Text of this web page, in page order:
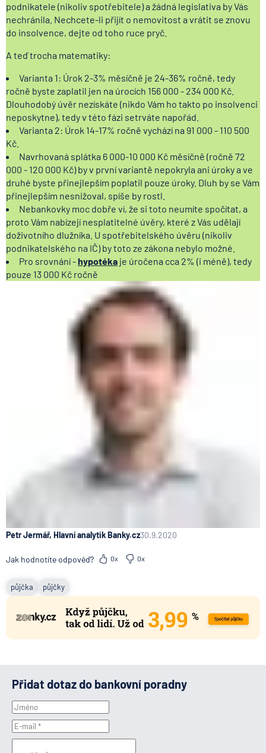
podnikatele (nikoliv spotřebitele) a žádná legislativa by Vás
nechránila. Nechcete-li přijít o nemovitost a vrátit se znovu
do insolvence, dejte od toho ruce pryč.
A teď trocha matematiky:
Varianta 1: Úrok 2-3% měsíčně je 24-36% ročně, tedy
ročně byste zaplatil jen na úrocích 156 000 - 234 000 Kč.
Dlouhodobý úvěr nezískáte (nikdo Vám ho takto po insolvenci
neposkytne), tedy v této fázi setrváte napořád.
Varianta 2: Úrok 14-17% ročně vychází na 91 000 - 110 500
Kč.
Navrhovaná splátka 6 000-10 000 Kč měsíčně (ročně 72
000 - 120 000 Kč) by v první variantě nepokryla ani úroky a ve
druhé byste přinejlepším poplatil pouze úroky. Dluh by se Vám
přinejlepším nesnižoval, spíše by rostl.
Nebankovky moc dobře ví, že si toto neumíte spočítat, a
proto Vám nabízejí nesplatitelné úvěry, které z Vás udělají
doživotního dlužníka. U spotřebitelského úvěru (nikoliv
podnikatelského na IČ) by toto ze zákona nebylo možné.
Pro srovnání -hypotéka je úročena cca 2% (i méně), tedy
pouze 13 000 Kč ročně
Petr Jermář, Hlavní analytik Banky.cz30.9.2020
Jak hodnotíte odpověď? 0x 0x
půjčka půjčky
Přidat dotaz do bankovní poradny